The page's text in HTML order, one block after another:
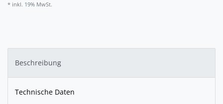
* inkl. 19% MwSt.
Beschreibung
Technische Daten